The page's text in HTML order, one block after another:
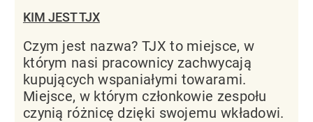
KIM JEST TJX
Czym jest nazwa? TJX to miejsce, w
którym nasi pracownicy zachwycają
kupujących wspaniałymi towarami.
Miejsce, w którym członkowie zespołu
czynią różnicę dzięki swojemu wkładowi.